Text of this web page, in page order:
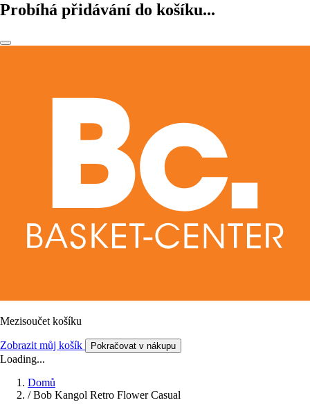
Probíhá přidávání do košíku...
Mezisoučet košíku
Zobrazit můj košík Pokračovat v nákupu
Loading...
Domů
/ Bob Kangol Retro Flower Casual